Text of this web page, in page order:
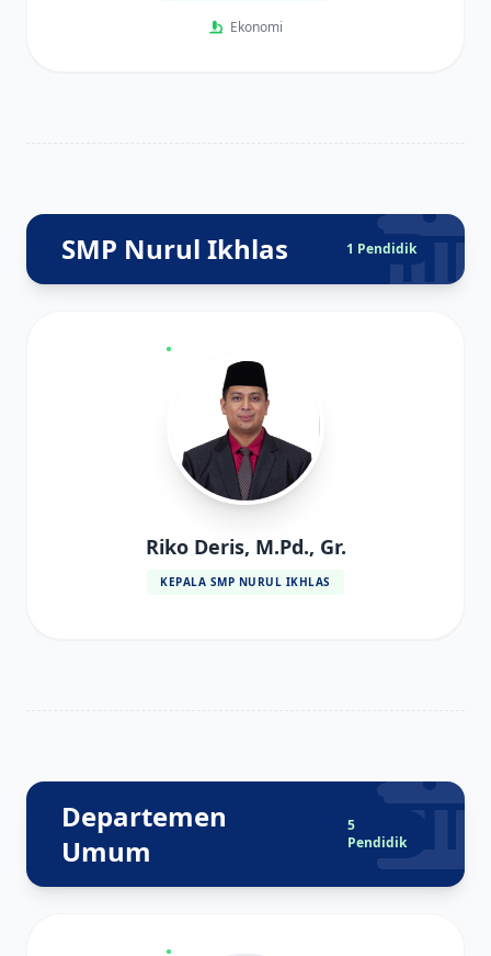
Ekonomi
SMP Nurul Ikhlas 1 Pendidik
Riko Deris, M.Pd., Gr.
KEPALA SMP NURUL IKHLAS
Departemen
Umum
5
Pendidik